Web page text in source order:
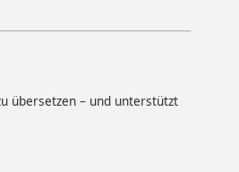
übersetzen – und unterstützt